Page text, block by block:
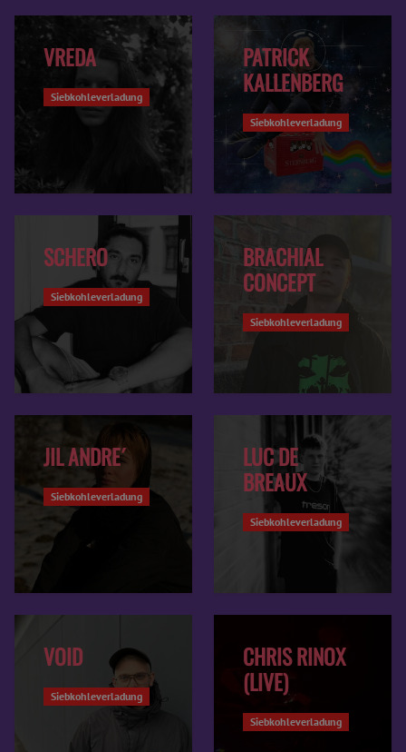
VREDA
Siebkohleverladung
PATRICK
KALLENBERG
Siebkohleverladung
SCHERO
Siebkohleverladung
BRACHIAL
CONCEPT
Siebkohleverladung
JIL ANDRE´
Siebkohleverladung
LUC DE
BREAUX
Siebkohleverladung
VOID
Siebkohleverladung
CHRIS RINOX
(LIVE)
Siebkohleverladung